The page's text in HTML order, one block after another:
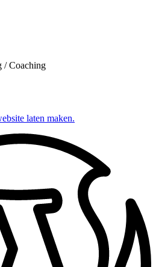
/ Coaching
laten maken.